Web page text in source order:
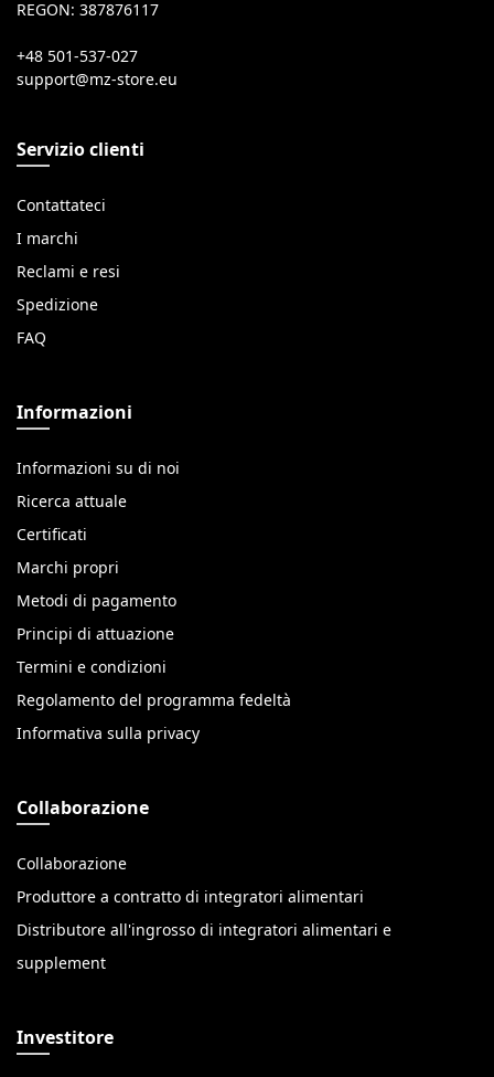
REGON: 387876117
+48 501-537-027
Servizio clienti
Contattateci
I marchi
Reclami e resi
Spedizione
FAQ
Informazioni
Informazioni su di noi
Ricerca attuale
Certificati
Marchi propri
Metodi di pagamento
Principi di attuazione
Termini e condizioni
Regolamento del programma fedeltà
Informativa sulla privacy
Collaborazione
Collaborazione
Produttore a contratto di integratori alimentari
Distributore all'ingrosso di integratori alimentari e
supplement
Investitore